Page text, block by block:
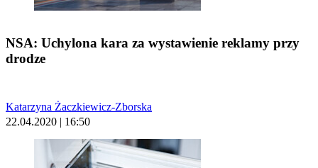
NSA: Uchylona kara za wystawienie reklamy przy
drodze
Katarzyna Żaczkiewicz-Zborska
22.04.2020 | 16:50